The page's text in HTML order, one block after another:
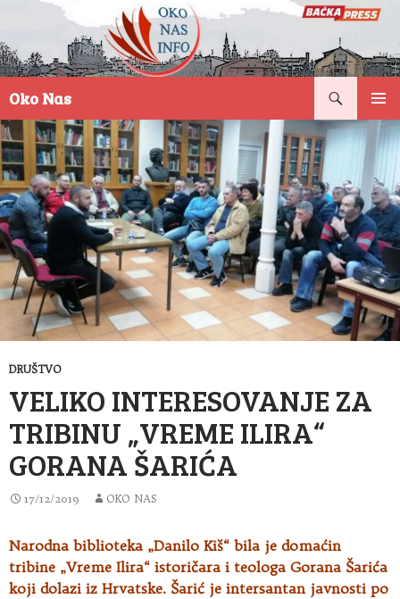
Oko Nas
NA
SADRŽAJ
DRUŠTVO
VELIKO INTERESOVANJE ZA
TRIBINU „VREME ILIRA“
GORANA ŠARIĆA
17/12/2019 OKO NAS
Narodna biblioteka „Danilo Kiš“ bila je domaćin
tribine „Vreme Ilira“ istoričara i teologa Gorana Šarića
koji dolazi iz Hrvatske. Šarić je intersantan javnosti po